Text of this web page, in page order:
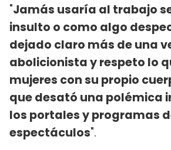
"Jamás usaría al trabajo
insulto o como algo
dejado claro más de una
abolicionista y respeto lo
mujeres con su propio
que desató una polémica
los portales y programas
espectáculos".